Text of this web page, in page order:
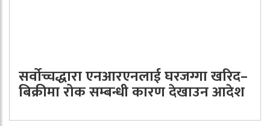
सर्वोच्चद्धारा एनआरएनलाई घरजग्गा खरिद–
बिक्रीमा रोक सम्बन्धी कारण देखाउन आदेश